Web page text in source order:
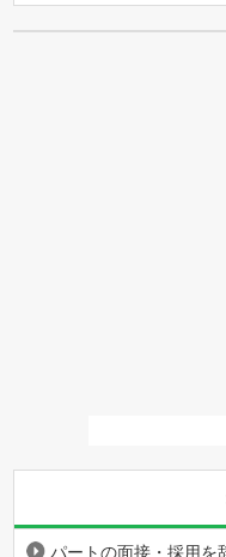
パートの面接・採用を